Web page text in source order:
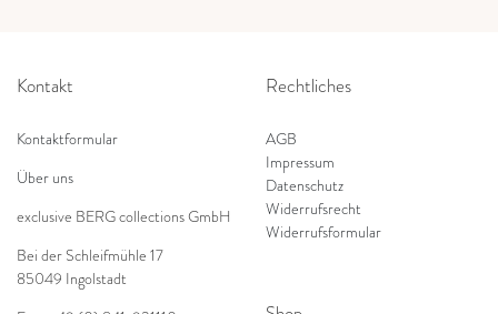
Kontakt
Kontaktformular
Über uns
exclusive BERG collections GmbH
Bei der Schleifmühle 17
85049 Ingolstadt
Rechtliches
AGB
Impressum
Datenschutz
Widerrufsrecht
Widerrufsformular